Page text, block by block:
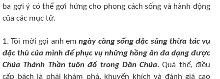
ba gợi ý có thể gợi hứng cho phong cách sống và hành động
của các mục tử.
1. Tôi mời gọi anh emngày càng sống đặc sủng thừa tác vụ
đặc thù của mình để phục vụ những hồng ân đa dạng được
Chúa Thánh Thần tuôn đổ trong Dân Chúa. Quả thế, điều
cấp bách là phải khám phá, khuyến khích và đánh giá cao